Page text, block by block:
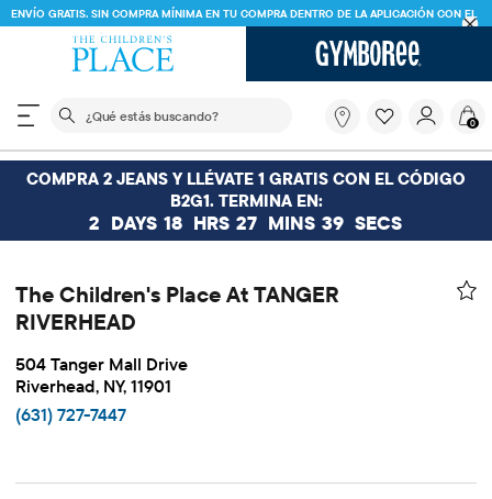
ENVÍO GRATIS. SIN COMPRA MÍNIMA EN TU COMPRA DENTRO DE LA APLICACIÓN CON EL
CÓDIGO
El siguiente campo de búsqueda filtra las
buscando?
0
COMPRA 2 JEANS Y LLÉVATE 1 GRATIS CON EL CÓDIGO
B2G1. TERMINA EN:
2 DAYS 18 HRS 27 MINS 39 SECS
The Children's Place At TANGER
RIVERHEAD
504 Tanger Mall Drive
Riverhead, NY, 11901
(631) 727-7447